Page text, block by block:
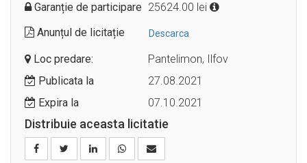
Garanție de participare 25624.00 lei
Anunțul de licitație
Descarca
Loc predare:
Pantelimon, Ilfov
Publicata la
27.08.2021
Expira la
07.10.2021
Distribuie aceasta licitatie